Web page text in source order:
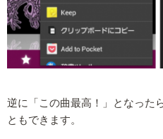
逆に「この曲最高！」となった
ともできます。